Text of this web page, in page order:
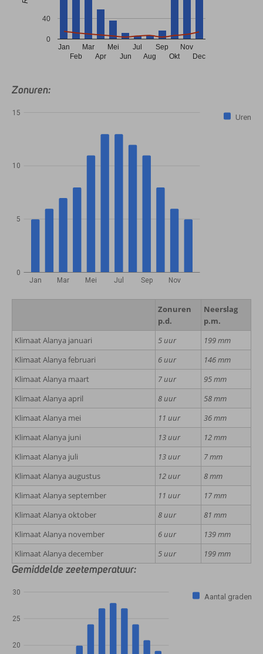
Jan
Feb
Mar
Apr
Mei
Jun
Jul
Aug
Sep
Okt
Nov
Dec
0
40
Zonuren:
Uren
Jan Mar Mei Jul Sep Nov
0
5
10
15
Zonuren
p.d.
Neerslag
p.m.
Klimaat Alanya januari
5 uur
199 mm
Klimaat Alanya februari
6 uur
146 mm
Klimaat Alanya maart
7 uur
95 mm
Klimaat Alanya april
8 uur
58 mm
Klimaat Alanya mei
11 uur
36 mm
Klimaat Alanya juni
13 uur
12 mm
Klimaat Alanya juli
13 uur
7 mm
Klimaat Alanya augustus
12 uur
8 mm
Klimaat Alanya september
11 uur
17 mm
Klimaat Alanya oktober
8 uur
81 mm
Klimaat Alanya november
6 uur
139 mm
Klimaat Alanya december
5 uur 199 mm
Gemiddelde zeetemperatuur:
Aantal graden
20
25
30